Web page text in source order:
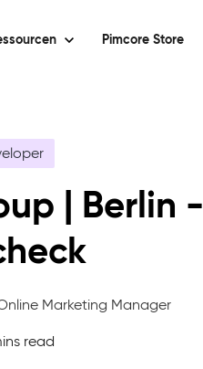
Pimcore Store
| Berlin -
Marketing Manager
read